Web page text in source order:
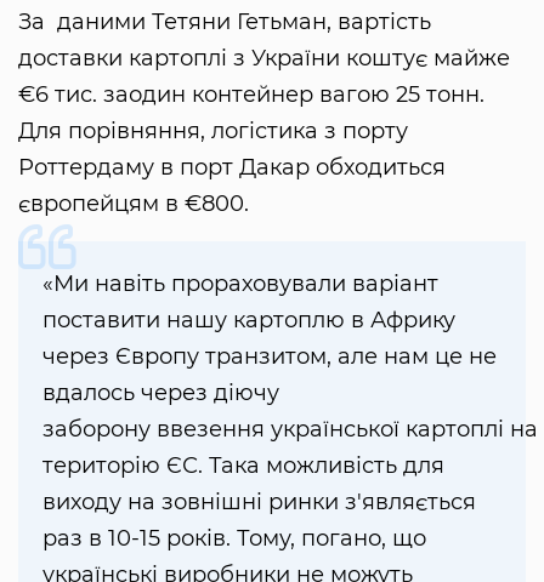
За даними Тетяни Гетьман, вартість
доставки картоплі з України коштує майже
€6 тис. заодин контейнер вагою 25 тонн.
Для порівняння, логістика з порту
Роттердаму в порт Дакар обходиться
європейцям в €800.
«Ми навіть прораховували варіант
поставити нашу картоплю в Африку
через Європу транзитом, але нам це не
вдалось через діючу
заборону ввезення української картоплі на
територію ЄС. Така можливість для
виходу на зовнішні ринки з'являється
раз в 10-15 років. Тому, погано, що
українські виробники не можуть